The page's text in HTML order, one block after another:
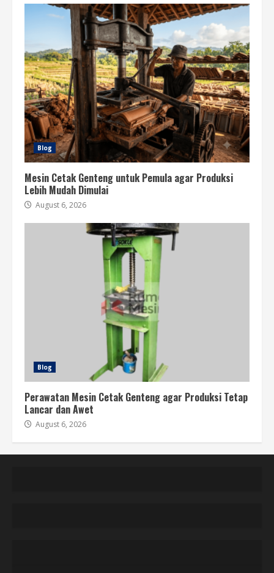
Blog
Mesin Cetak Genteng untuk Pemula agar Produksi
Lebih Mudah Dimulai
August 6, 2026
Blog
Perawatan Mesin Cetak Genteng agar Produksi Tetap
Lancar dan Awet
August 6, 2026